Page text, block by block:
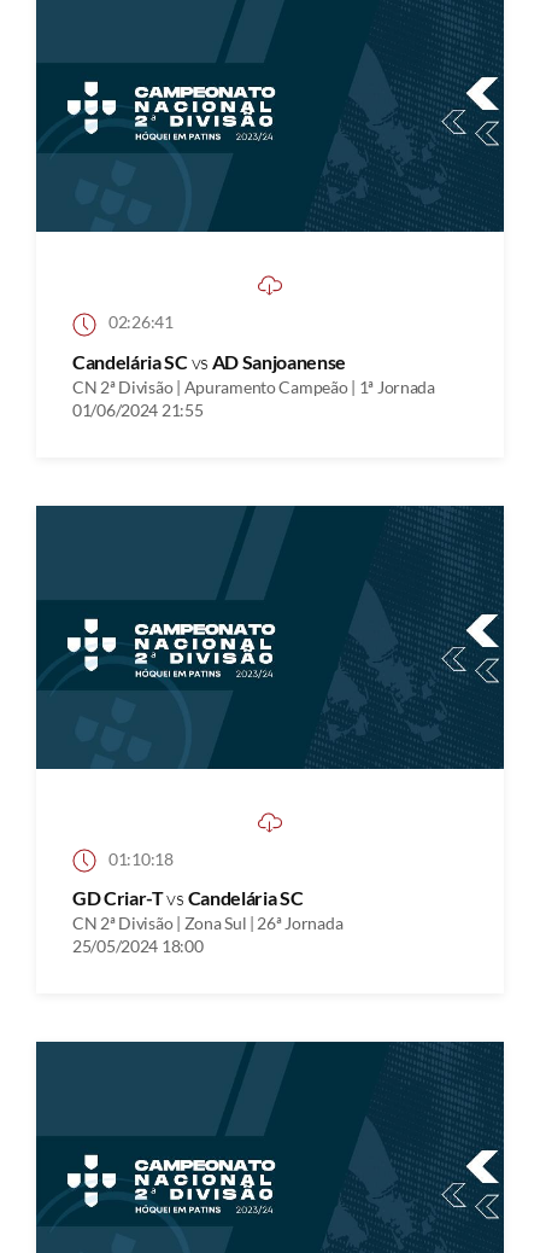
02:26:41
Candelária SCvs AD Sanjoanense
CN 2ª Divisão | Apuramento Campeão | 1ª Jornada
01/06/2024 21:55
01:10:18
GD Criar-Tvs Candelária SC
CN 2ª Divisão | Zona Sul | 26ª Jornada
25/05/2024 18:00